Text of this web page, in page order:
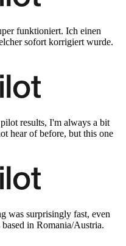
funktioniert. Ich einen
sofort korrigiert wurde.
results, I'm always a bit
hear of before, but this one
was surprisingly fast, even
in Romania/Austria.